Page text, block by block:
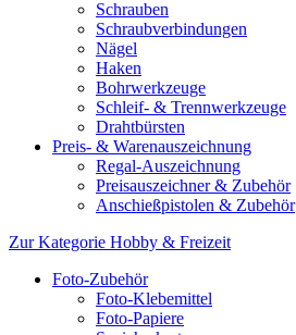
Schrauben
Schraubverbindungen
Nägel
Haken
Bohrwerkzeuge
Schleif- & Trennwerkzeuge
Drahtbürsten
Preis- & Warenauszeichnung
Regal-Auszeichnung
Preisauszeichner & Zubehör
Anschießpistolen & Zubehör
Zur Kategorie Hobby & Freizeit
Foto-Zubehör
Foto-Klebemittel
Foto-Papiere